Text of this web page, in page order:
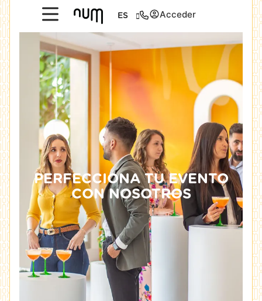
ES Acceder
PERFECCIONA TU EVENTO
CON NOSOTROS